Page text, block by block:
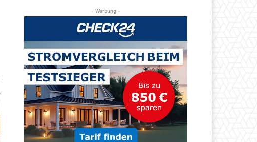
- Werbung -